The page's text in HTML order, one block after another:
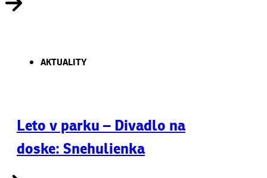
AKTUALITY
Leto v parku – Divadlo na
doske: Snehulienka